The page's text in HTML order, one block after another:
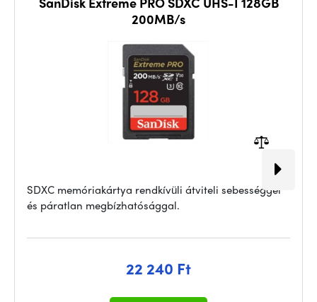
200MB/s
SDXC memóriakártya rendkívüli átviteli sebességgel
és páratlan megbízhatósággal.
22 240 Ft